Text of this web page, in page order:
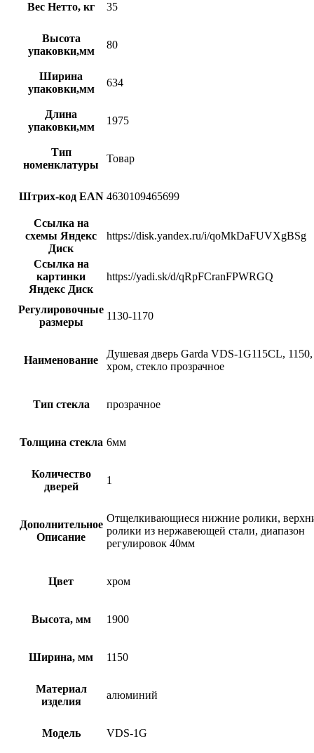
Вес Нетто, кг 35
Высота
упаковки,мм
80
Ширина
упаковки,мм
634
Длина
упаковки,мм
1975
Тип
номенклатуры
Товар
Штрих-код EAN 4630109465699
Ссылка на
схемы Яндекс
Диск
https://disk.yandex.ru/i/qoMkDaFUVXgBSg
Ссылка на
картинки
Яндекс Диск
https://yadi.sk/d/qRpFCranFPWRGQ
Регулировочные
размеры
1130-1170
Наименование
Душевая дверь Garda VDS-1G115CL, 1150,
хром, стекло прозрачное
Тип стекла прозрачное
Толщина стекла 6мм
Количество
дверей
1
Дополнительное
Описание
Отщелкивающиеся нижние ролики,
ролики из нержавеющей стали, диапазон
регулировок 40мм
Цвет хром
Высота, мм 1900
Ширина, мм 1150
Материал
изделия
алюминий
Модель VDS-1G